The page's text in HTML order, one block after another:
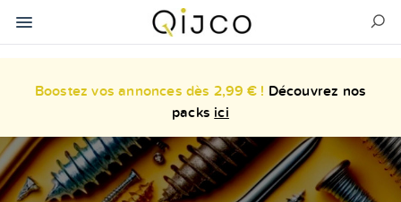
Boostez vos annonces dès 2,99 € ! Découvrez nos
packs ici